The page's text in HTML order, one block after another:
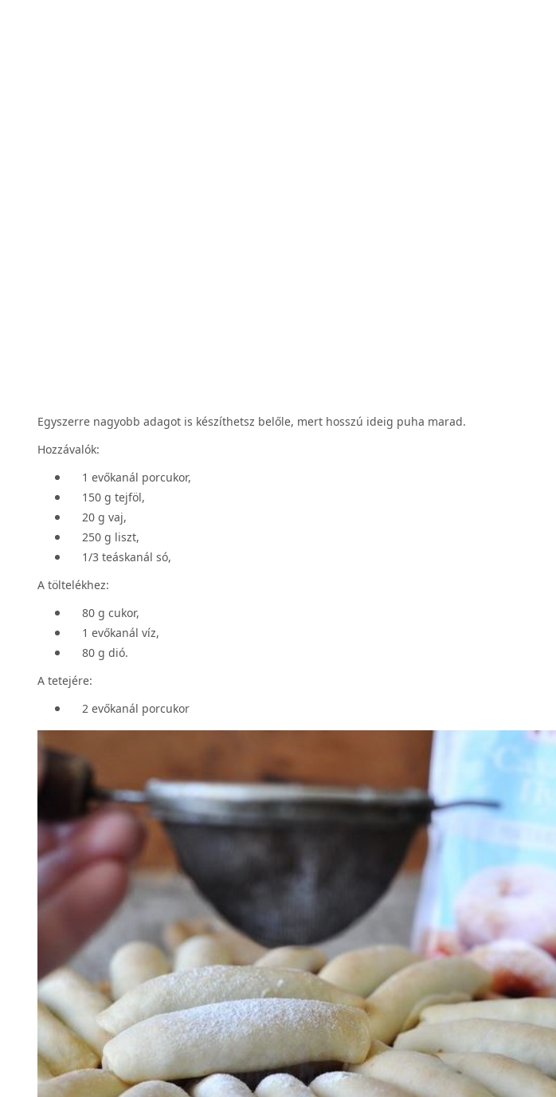
Egyszerre nagyobb adagot is készíthetsz belőle, mert hosszú ideig puha marad.
Hozzávalók:
1 evőkanál porcukor,
150 g tejföl,
20 g vaj,
250 g liszt,
1/3 teáskanál só,
A töltelékhez:
80 g cukor,
1 evőkanál víz,
80 g dió.
A tetejére:
2 evőkanál porcukor